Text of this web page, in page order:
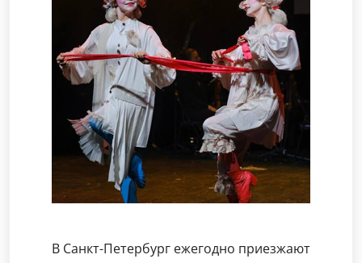
В Санкт-Петербург ежегодно приезжают